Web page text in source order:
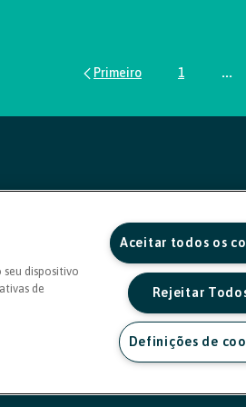
Página
1 ...
dispositivo
de
Aceitar todos os
Rejeitar
Definições de